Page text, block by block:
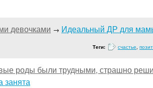
девочками → Идеальный ДР для
Теги: счастье,
роды были трудными, страшно
занята